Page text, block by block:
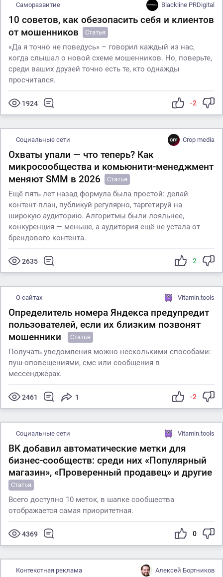
Саморазвитие Blackline PRDigital
10 советов, как обезопасить себя и клиентов
от мошенников
Статья
«Да я точно не поведусь» – говорил каждый из нас,
когда слышал о новой схеме мошенников. Но, поверьте,
среди ваших друзей точно есть те, кто однажды
просчитался.
1924 -2
Социальные сети Crop media
Охваты упали — что теперь? Как
микросообщества и комьюнити-менеджмент
меняют SMM в 2026
Статья
Ещё пять лет назад формула была простой: делай
контент-план, публикуй регулярно, таргетируй на
широкую аудиторию. Алгоритмы были лояльнее,
конкуренция — меньше, а аудитория ещё не устала от
брендового контента.
2635 2
О сайтах Vitamin.tools
Определитель номера Яндекса предупредит
пользователей, если их близким позвонят
мошенники
Статья
Получать уведомления можно несколькими способами:
пуш-оповещениями, смс или сообщения в
мессенджерах.
2461 1 -2
Социальные сети Vitamin.tools
ВК добавил автоматические метки для
бизнес-сообществ: среди них «Популярный
магазин», «Проверенный продавец» и другие
Статья
Всего доступно 10 меток, в шапке сообщества
отображается самая приоритетная.
4369 0
Контекстная реклама Алексей Бортников